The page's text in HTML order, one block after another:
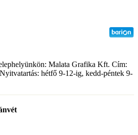
Malata Grafika Kft. Cím:
hétfő 9-12-ig, kedd-péntek 9-